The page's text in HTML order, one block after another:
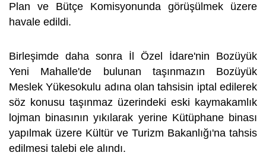
Plan ve Bütçe Komisyonunda görüşülmek üzere
havale edildi.
Birleşimde daha sonra İl Özel İdare'nin Bozüyük
Yeni Mahalle'de bulunan taşınmazın Bozüyük
Meslek Yükesokulu adına olan tahsisin iptal edilerek
söz konusu taşınmaz üzerindeki eski kaymakamlık
lojman binasının yıkılarak yerine Kütüphane binası
yapılmak üzere Kültür ve Turizm Bakanlığı'na tahsis
edilmesi talebi ele alındı.